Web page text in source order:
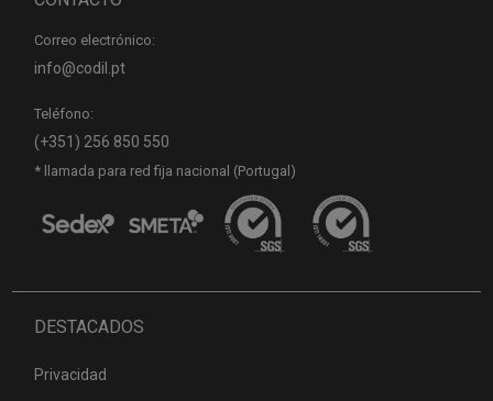
Correo electrónico:
info@codil.pt
Teléfono:
(+351) 256 850 550
* llamada para red fija nacional (Portugal)
DESTACADOS
Privacidad